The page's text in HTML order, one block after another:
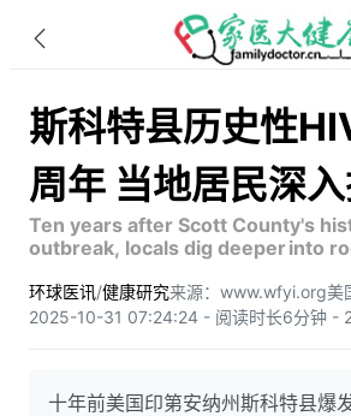
斯科特县历史性
周年 当地居民深
Ten years after Scott County's
outbreak, locals dig deeper into
环球医讯/健康研究来源：www.wfyi.org美
2025-10-31 07:24:24 - 阅读时长6分钟 -
十年前美国印第安纳州斯科特县爆